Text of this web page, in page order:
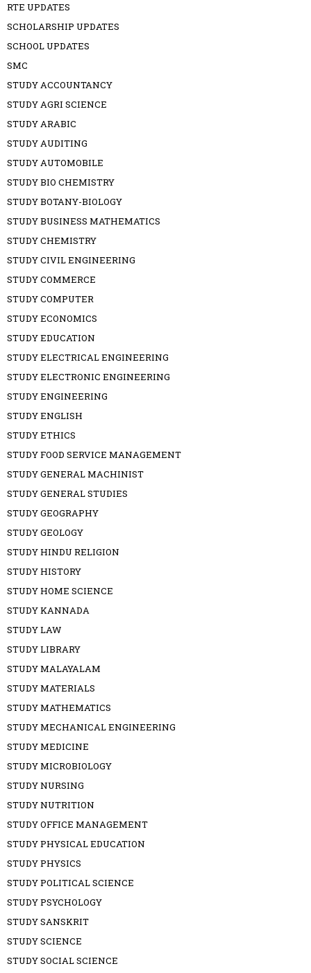
RTE UPDATES
SCHOLARSHIP UPDATES
SCHOOL UPDATES
SMC
STUDY ACCOUNTANCY
STUDY AGRI SCIENCE
STUDY ARABIC
STUDY AUDITING
STUDY AUTOMOBILE
STUDY BIO CHEMISTRY
STUDY BOTANY-BIOLOGY
STUDY BUSINESS MATHEMATICS
STUDY CHEMISTRY
STUDY CIVIL ENGINEERING
STUDY COMMERCE
STUDY COMPUTER
STUDY ECONOMICS
STUDY EDUCATION
STUDY ELECTRICAL ENGINEERING
STUDY ELECTRONIC ENGINEERING
STUDY ENGINEERING
STUDY ENGLISH
STUDY ETHICS
STUDY FOOD SERVICE MANAGEMENT
STUDY GENERAL MACHINIST
STUDY GENERAL STUDIES
STUDY GEOGRAPHY
STUDY GEOLOGY
STUDY HINDU RELIGION
STUDY HISTORY
STUDY HOME SCIENCE
STUDY KANNADA
STUDY LAW
STUDY LIBRARY
STUDY MALAYALAM
STUDY MATERIALS
STUDY MATHEMATICS
STUDY MECHANICAL ENGINEERING
STUDY MEDICINE
STUDY MICROBIOLOGY
STUDY NURSING
STUDY NUTRITION
STUDY OFFICE MANAGEMENT
STUDY PHYSICAL EDUCATION
STUDY PHYSICS
STUDY POLITICAL SCIENCE
STUDY PSYCHOLOGY
STUDY SANSKRIT
STUDY SCIENCE
STUDY SOCIAL SCIENCE